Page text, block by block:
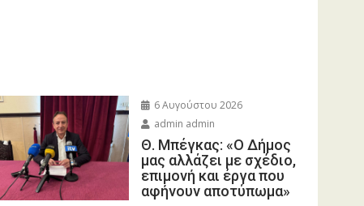
6 Αυγούστου 2026
admin admin
Θ. Μπέγκας: «Ο Δήμος
μας αλλάζει με σχέδιο,
επιμονή και έργα που
αφήνουν αποτύπωμα»